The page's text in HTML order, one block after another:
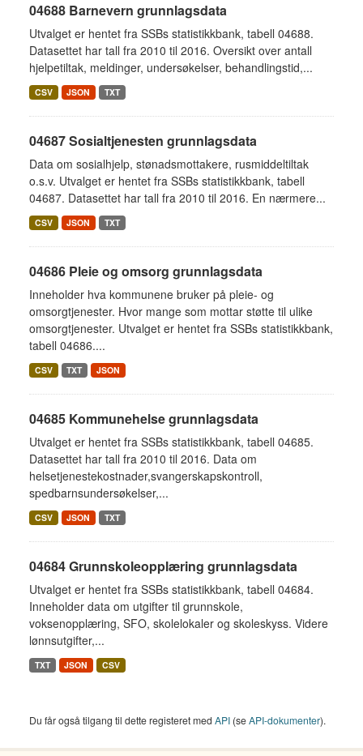
04688 Barnevern grunnlagsdata
Utvalget er hentet fra SSBs statistikkbank, tabell 04688.
Datasettet har tall fra 2010 til 2016. Oversikt over antall
hjelpetiltak, meldinger, undersøkelser, behandlingstid,...
CSV JSON TXT
04687 Sosialtjenesten grunnlagsdata
Data om sosialhjelp, stønadsmottakere, rusmiddeltiltak
o.s.v. Utvalget er hentet fra SSBs statistikkbank, tabell
04687. Datasettet har tall fra 2010 til 2016. En nærmere...
CSV JSON TXT
04686 Pleie og omsorg grunnlagsdata
Inneholder hva kommunene bruker på pleie- og
omsorgtjenester. Hvor mange som mottar støtte til ulike
omsorgtjenester. Utvalget er hentet fra SSBs statistikkbank,
tabell 04686....
CSV TXT JSON
04685 Kommunehelse grunnlagsdata
Utvalget er hentet fra SSBs statistikkbank, tabell 04685.
Datasettet har tall fra 2010 til 2016. Data om
helsetjenestekostnader,svangerskapskontroll,
spedbarnsundersøkelser,...
CSV JSON TXT
04684 Grunnskoleopplæring grunnlagsdata
Utvalget er hentet fra SSBs statistikkbank, tabell 04684.
Inneholder data om utgifter til grunnskole,
voksenopplæring, SFO, skolelokaler og skoleskyss. Videre
lønnsutgifter,...
TXT JSON CSV
Du får også tilgang til dette registeret med API (seAPI-dokumenter).